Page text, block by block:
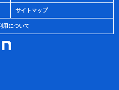
サイトマップ
用について